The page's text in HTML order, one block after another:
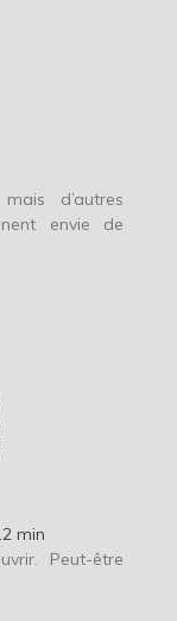
d’autres
envie de
min
Peut-être